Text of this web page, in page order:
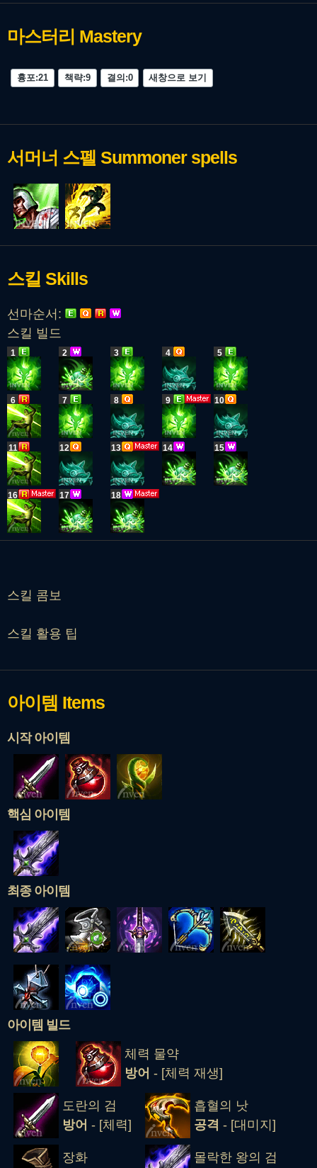
마스터리 Mastery
흉포:21 책략:9 결의:0 새창으로 보기
서머너 스펠 Summoner spells
스킬 Skills
선마순서:
스킬 빌드
1 2 3 4 5
6 7 8 9 10
11 12 13 14 15
16 17 18
스킬 콤보
스킬 활용 팁
아이템 Items
시작 아이템
핵심 아이템
최종 아이템
아이템 빌드
체력 물약
방어 - [체력 재생]
도란의 검
방어 - [체력]
흡혈의 낫
공격 - [대미지]
장화
몰락한 왕의 검